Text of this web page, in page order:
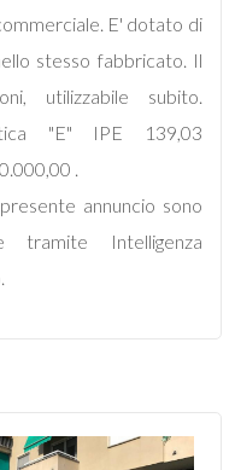
E' dotato di
stesso fabbricato. Il
utilizzabile subito.
"E" IPE 139,03
.
annuncio sono
tramite Intelligenza